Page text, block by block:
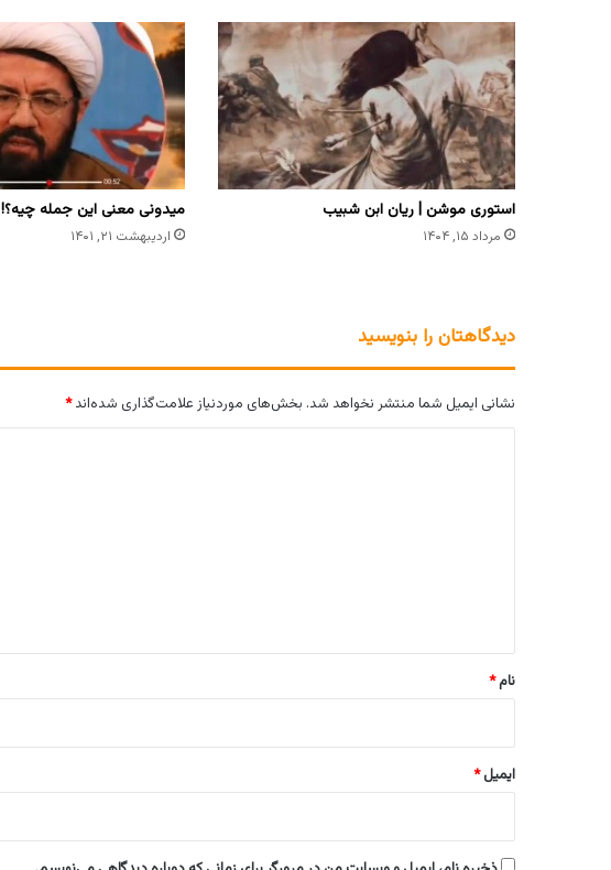
استوری موشن | ریان ابن شبیب
مرداد ۱۵, ۱۴۰۴
میدونی معنی این جمله چیه؟!
اردیبهشت ۲۱, ۱۴۰۱
دیدگاهتان را بنویسید
نشانی ایمیل شما منتشر نخواهد شد. بخش‌های موردنیاز علامت‌گذاری شده‌اند*
نام*
ایمیل*